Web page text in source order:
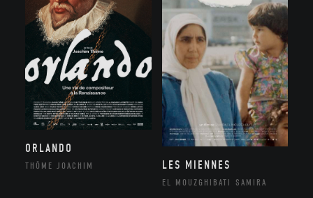
ORLANDO
THÔME JOACHIM LES MIENNES
EL MOUZGHIBATI SAMIRA